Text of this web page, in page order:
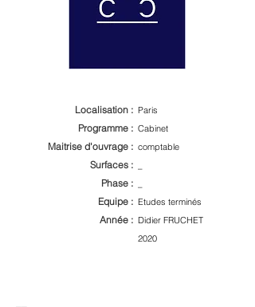
Localisation :
Programme :
Maitrise d'ouvrage :
Surfaces :
Phase :
Equipe :
Année :
Paris
Cabinet
comptable
Etudes terminés
Didier FRUCHET
2020